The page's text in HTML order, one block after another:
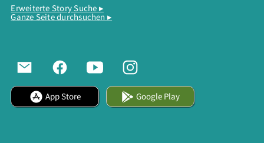
Erweiterte Story Suche ▸
Ganze Seite durchsuchen ▸
App Store Google Play